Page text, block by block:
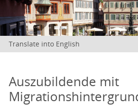
Translate into English
Auszubildende mit